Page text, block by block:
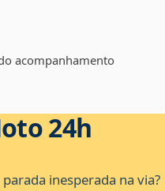
acompanhamento
24h
inesperada na via?